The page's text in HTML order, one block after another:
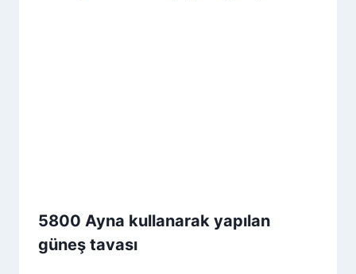
5800 Ayna kullanarak yapılan
güneş tavası